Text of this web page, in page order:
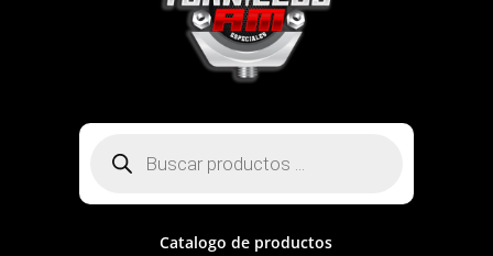
productos
Catalogo de productos